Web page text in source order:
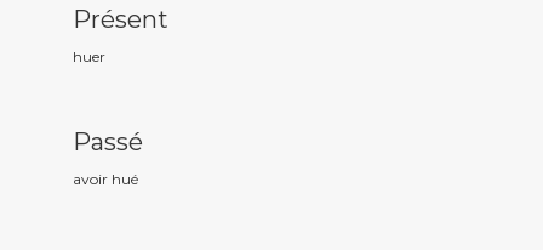
Présent
huer
Passé
avoir hué